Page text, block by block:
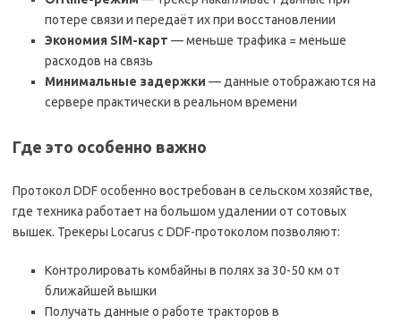
потере связи и передаёт их при восстановлении
Экономия SIM-карт — меньше трафика = меньше
расходов на связь
Минимальные задержки — данные отображаются на
сервере практически в реальном времени
Где это особенно важно
Протокол DDF особенно востребован в сельском хозяйстве,
где техника работает на большом удалении от сотовых
вышек. Трекеры Locarus с DDF-протоколом позволяют:
Контролировать комбайны в полях за 30-50 км от
ближайшей вышки
Получать данные о работе тракторов в